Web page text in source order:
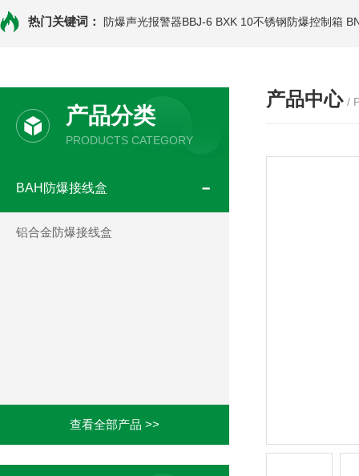
热门关键词： 防爆声光报警器BBJ-6 BXK 10不锈钢防爆控制箱
产品分类
PRODUCTS CATEGORY
BAH防爆接线盒
铝合金防爆接线盒
查看全部产品 >>
产品中心 /